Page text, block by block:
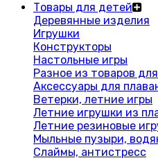
Товары для детей
Деревянные изделия
Игрушки
Конструкторы
Настольные игры
Разное из товаров
Аксессуары для
Ветерки, летние игры
Летние игрушки из
Летние резиновые
Мыльные пузыри,
Слаймы, антистресс